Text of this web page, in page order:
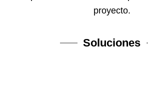
proyecto.
Soluciones